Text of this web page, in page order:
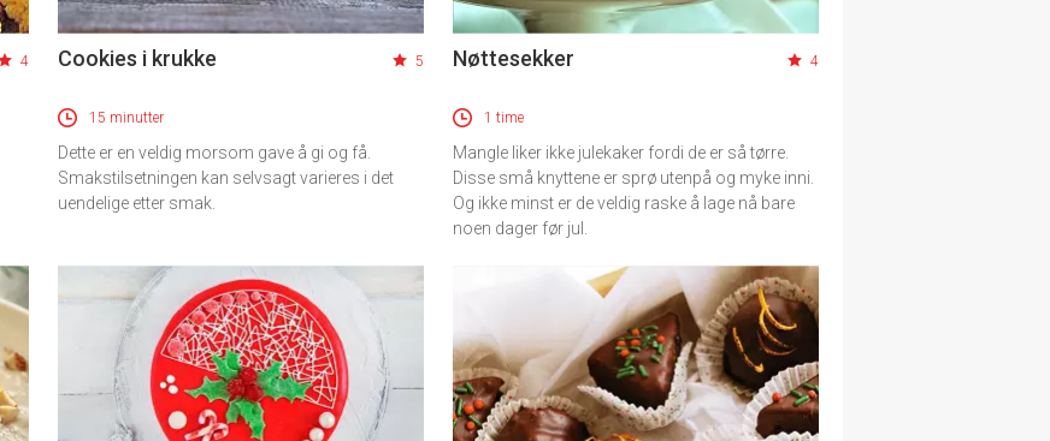
4 Cookies i krukke 5
15 minutter
Dette er en veldig morsom gave å gi og få.
Smakstilsetningen kan selvsagt varieres i det
uendelige etter smak.
Nøttesekker 4
1 time
Mangle liker ikke julekaker fordi de er så tørre.
Disse små knyttene er sprø utenpå og myke inni.
Og ikke minst er de veldig raske å lage nå bare
noen dager før jul.